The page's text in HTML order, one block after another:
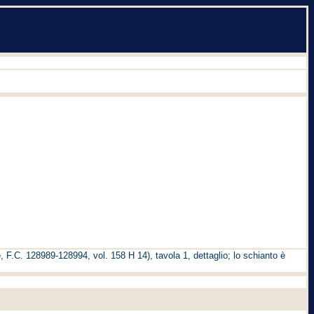
128989-128994, vol. 158 H 14), tavola 1, dettaglio; lo schianto è